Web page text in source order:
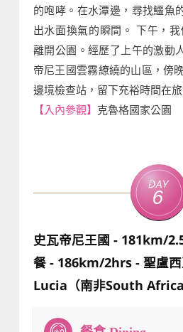
的咆哮。在水潭邊，尋找鱷魚
出水面換氣的瞬間。 下午，
離開公園。經歷了上午的激動
帝尼王國雲霧繚繞的山區，傍
邊境檢查站，留下充裕時間在
【入內參觀】 克魯格國家公園
Day
6
史瓦帝尼王國 - 181km/
餐 - 186km/2hrs - 聖盧
Lucia（南非South Africa